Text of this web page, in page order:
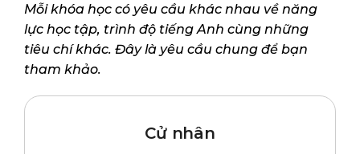
Mỗi khóa học có yêu cầu khác nhau về năng
lực học tập, trình độ tiếng Anh cùng những
tiêu chí khác. Đây là yêu cầu chung để bạn
tham khảo.
Cử nhân